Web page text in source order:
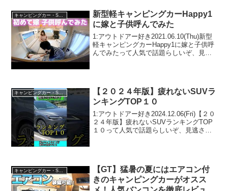
新型軽キャンピングカーHappy1
に嫁と子供呼んでみた
1:アウトドアー好き2021.06.10(Thu)新型
軽キャンピングカーHappy1に嫁と子供呼
んでみたって人気で話題らしいぞ、見逃
キャンピングカー・SUV人気車種
【２０２４年版】疲れないSUVラ
ンキングTOP１０
1:アウトドアー好き2024.12.06(Fri)【２０
２４年版】疲れないSUVランキングTOP
１０って人気で話題らしいぞ、見逃さな
【GT】猛暑の夏にはエアコン付
きのキャンピングカーがオスス